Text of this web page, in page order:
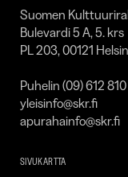
Suomen
Bulevardi 5 A, 5. krs
PL 203, 00121
Puhelin (09) 612 810
yleisinfo@skr.fi
apurahainfo@skr.fi
SIVUKARTTA